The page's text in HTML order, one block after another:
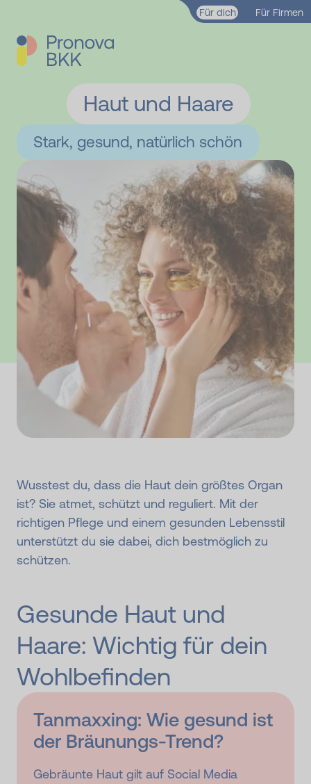
Zum Hauptinhalt springen
Für dich Für Firmen
Haut und Haare
Stark, gesund, natürlich schön
Wusstest du, dass die Haut dein größtes Organ
ist? Sie atmet, schützt und reguliert. Mit der
richtigen Pflege und einem gesunden Lebensstil
unterstützt du sie dabei, dich bestmöglich zu
schützen.
Gesunde Haut und
Haare: Wichtig für dein
Wohlbefinden
Tanmaxxing: Wie gesund ist
der Bräunungs-Trend?
Gebräunte Haut gilt auf Social Media